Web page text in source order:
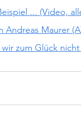
... (Video,
Andreas Maurer
zum Glück